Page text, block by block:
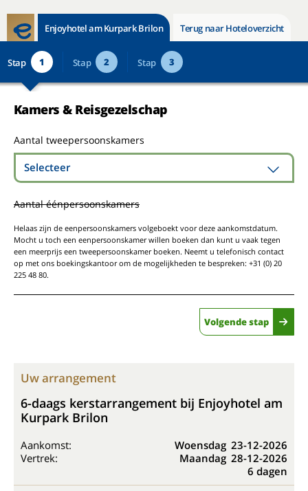
Enjoyhotel am Kurpark Brilon Terug naar Hoteloverzicht
Stap 1 Stap 2 Stap 3
Kamers & Reisgezelschap
Aantal tweepersoonskamers
Selecteer
Aantal éénpersoonskamers
Helaas zijn de eenpersoonskamers volgeboekt voor deze aankomstdatum.
Mocht u toch een eenpersoonskamer willen boeken dan kunt u vaak tegen
een meerprijs een tweepersoonskamer boeken. Neemt u telefonisch contact
op met ons boekingskantoor om de mogelijkheden te bespreken: +31 (0) 20
225 48 80.
Volgende stap
Uw arrangement
6-daags kerstarrangement bij Enjoyhotel am
Kurpark Brilon
Aankomst: Woensdag 23-12-2026
Vertrek:
Maandag 28-12-2026
6 dagen